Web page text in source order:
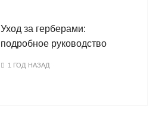
Уход за герберами:
подробное руководство
1 ГОД НАЗАД